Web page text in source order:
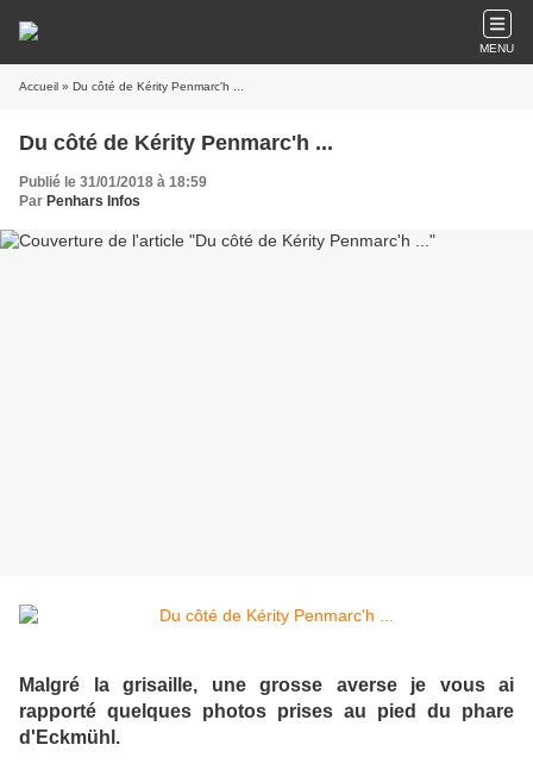
MENU
Accueil » Du côté de Kérity Penmarc'h ...
Du côté de Kérity Penmarc'h ...
Publié le 31/01/2018 à 18:59
Par Penhars Infos
Malgré la grisaille, une grosse averse je vous ai
rapporté quelques photos prises au pied du phare
d'Eckmühl.